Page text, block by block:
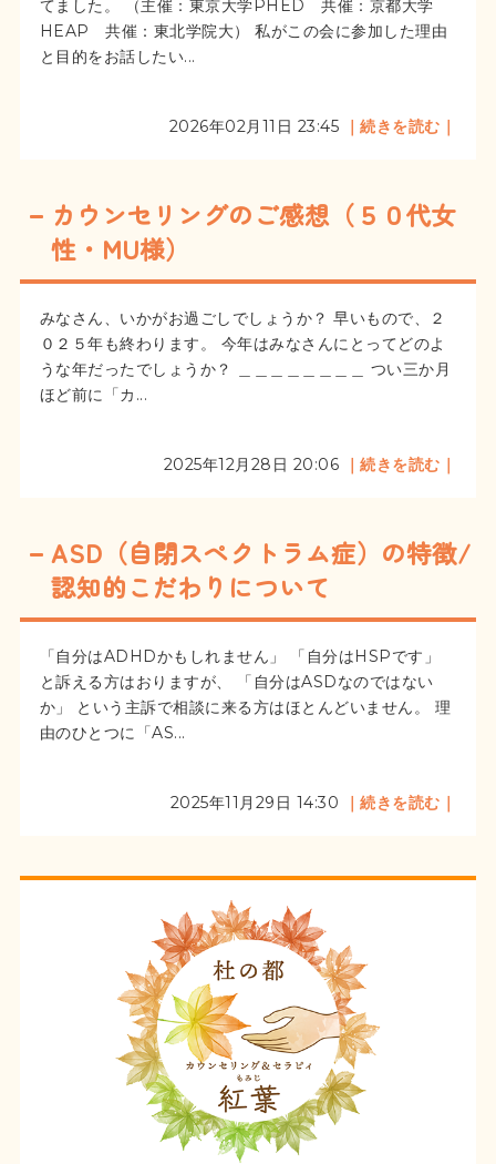
てました。 （主催：東京大学PHED 共催：京都大学
HEAP 共催：東北学院大） 私がこの会に参加した理由
と目的をお話したい...
2026年02月11日 23:45 ｜続きを読む｜
カウンセリングのご感想（５０代女
性・MU様）
みなさん、いかがお過ごしでしょうか？ 早いもので、２
０２５年も終わります。 今年はみなさんにとってどのよ
うな年だったでしょうか？ ＿＿＿＿＿＿＿＿ つい三か月
ほど前に「カ...
2025年12月28日 20:06 ｜続きを読む｜
ASD（自閉スペクトラム症）の特徴/
認知的こだわりについて
「自分はADHDかもしれません」 「自分はHSPです」
と訴える方はおりますが、 「自分はASDなのではない
か」 という主訴で相談に来る方はほとんどいません。 理
由のひとつに「AS...
2025年11月29日 14:30 ｜続きを読む｜